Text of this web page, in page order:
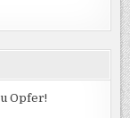
Opfer!